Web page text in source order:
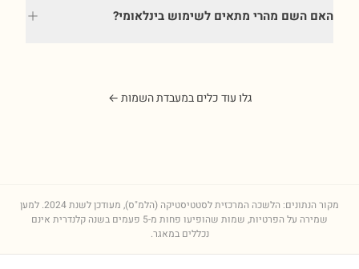
האם השם מהרי מתאים לשימוש בינלאומי?
גלו עוד כלים במעבדת השמות ←
מקור הנתונים: הלשכה המרכזית לסטטיסטיקה (הלמ"ס), מעודכן לשנת2024. למען
שמירה על הפרטיות, שמות שהופיעו פחות מ-5 פעמים בשנה קלנדרית אינם
נכללים במאגר.